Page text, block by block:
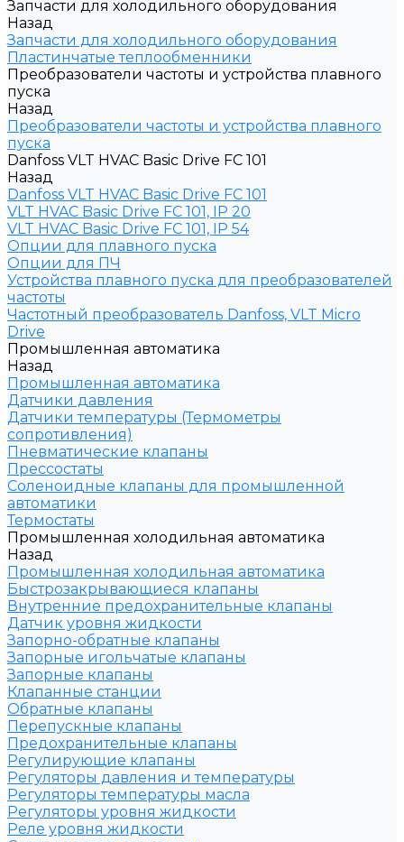
Запчасти для холодильного оборудования
Назад
Запчасти для холодильного оборудования
Пластинчатые теплообменники
Преобразователи частоты и устройства плавного
пуска
Назад
Преобразователи частоты и устройства плавного
пуска
Danfoss VLT HVAC Basic Drive FC 101
Назад
Danfoss VLT HVAC Basic Drive FC 101
VLT HVAC Basic Drive FC 101, IP 20
VLT HVAC Basic Drive FC 101, IP 54
Опции для плавного пуска
Опции для ПЧ
Устройства плавного пуска для преобразователей
частоты
Частотный преобразователь Danfoss, VLT Micro
Drive
Промышленная автоматика
Назад
Промышленная автоматика
Датчики давления
Датчики температуры (Термометры
сопротивления)
Пневматические клапаны
Прессостаты
Соленоидные клапаны для промышленной
автоматики
Термостаты
Промышленная холодильная автоматика
Назад
Промышленная холодильная автоматика
Быстрозакрывающиеся клапаны
Внутренние предохранительные клапаны
Датчик уровня жидкости
Запорно-обратные клапаны
Запорные игольчатые клапаны
Запорные клапаны
Клапанные станции
Обратные клапаны
Перепускные клапаны
Предохранительные клапаны
Регулирующие клапаны
Регуляторы давления и температуры
Регуляторы температуры масла
Регуляторы уровня жидкости
Реле уровня жидкости